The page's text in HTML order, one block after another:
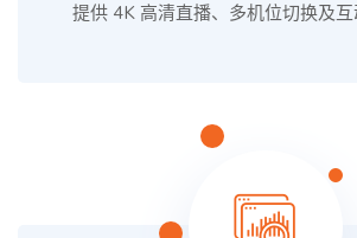
提供 4K 高清直播、多机位切换及互